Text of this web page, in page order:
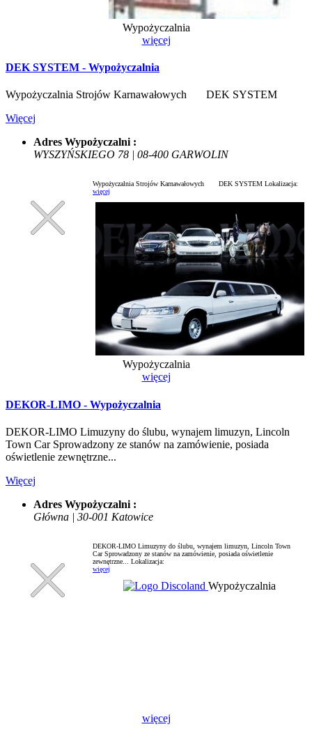
Wypożyczalnia
więcej
DEK SYSTEM - Wypożyczalnia
Wypożyczalnia Strojów Karnawałowych DEK SYSTEM
Więcej
Adres Wypożyczalni :
WYSZYŃSKIEGO 78 | 08-400 GARWOLIN
Wypożyczalnia Strojów Karnawałowych DEK SYSTEM Lokalizacja:
więcej
Wypożyczalnia
więcej
DEKOR-LIMO - Wypożyczalnia
DEKOR-LIMO Limuzyny do ślubu, wynajem limuzyn, Lincoln
Town Car Sprowadzony ze stanów na zamówienie, posiada
oświetlenie zewnętrzne...
Więcej
Adres Wypożyczalni :
Główna | 30-001 Katowice
DEKOR-LIMO Limuzyny do ślubu, wynajem limuzyn, Lincoln Town
Car Sprowadzony ze stanów na zamówienie, posiada oświetlenie
zewnętrzne... Lokalizacja:
więcej
Wypożyczalnia
więcej